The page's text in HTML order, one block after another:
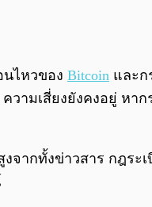
ไหวของ Bitcoin และก
ามเสี่ยงยังคงอยู่ หาก
ทั้งข่าวสาร กฎระเบี